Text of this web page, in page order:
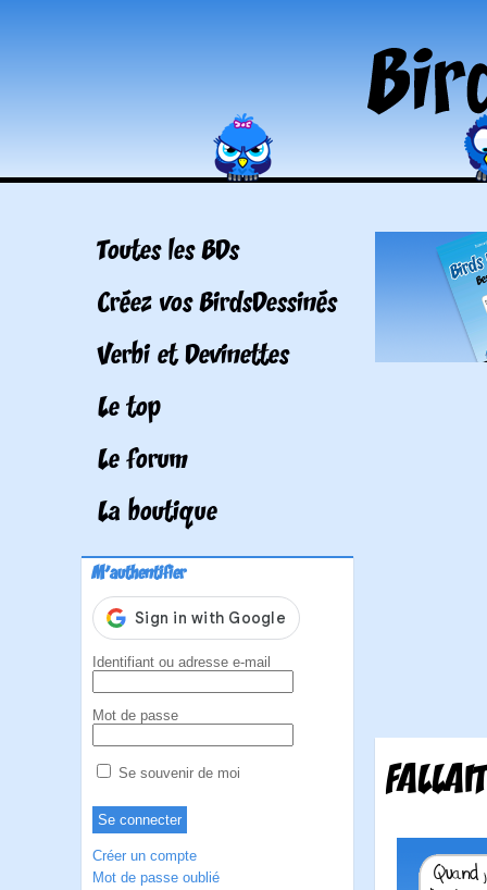
Toutes les BDs
Créez vos BirdsDessinés
Verbi et Devinettes
Le top
Le forum
La boutique
M'authentifier
Identifiant ou adresse e-mail
Mot de passe
Se souvenir de moi
Créer un compte
Mot de passe oublié